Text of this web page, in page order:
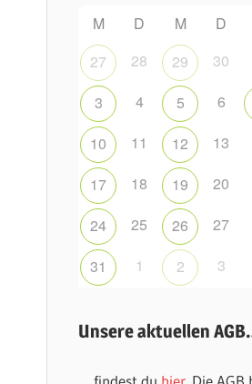
M D M D
27
28 29 30
3
4 5 6
10 11 12 13
17
18 19 20
24
25 26 27
31
1 2 3
Unsere aktuellen